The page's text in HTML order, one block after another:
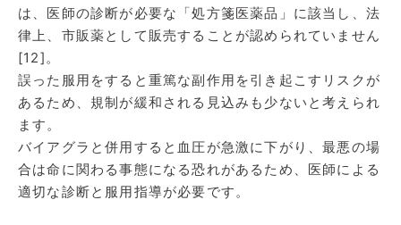
は、医師の診断が必要な「処方箋医薬品」に該当し、法
律上、市販薬として販売することが認められていません
[12]。
誤った服用をすると重篤な副作用を引き起こすリスクが
あるため、規制が緩和される見込みも少ないと考えられ
ます。
バイアグラと併用すると血圧が急激に下がり、最悪の場
合は命に関わる事態になる恐れがあるため、医師による
適切な診断と服用指導が必要です。